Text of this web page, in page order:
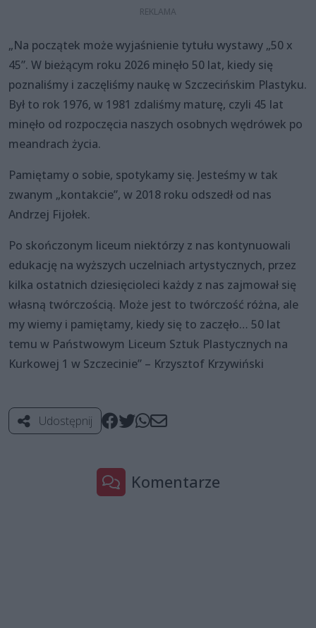
„Na początek może wyjaśnienie tytułu wystawy „50 x
45”. W bieżącym roku 2026 minęło 50 lat, kiedy się
poznaliśmy i zaczęliśmy naukę w Szczecińskim Plastyku.
Był to rok 1976, w 1981 zdaliśmy maturę, czyli 45 lat
minęło od rozpoczęcia naszych osobnych wędrówek po
meandrach życia.
Pamiętamy o sobie, spotykamy się. Jesteśmy w tak
zwanym „kontakcie”, w 2018 roku odszedł od nas
Andrzej Fijołek.
Po skończonym liceum niektórzy z nas kontynuowali
edukację na wyższych uczelniach artystycznych, przez
kilka ostatnich dziesięcioleci każdy z nas zajmował się
własną twórczością. Może jest to twórczość różna, ale
my wiemy i pamiętamy, kiedy się to zaczęło… 50 lat
temu w Państwowym Liceum Sztuk Plastycznych na
Kurkowej 1 w Szczecinie” – Krzysztof Krzywiński
Udostępnij
Komentarze